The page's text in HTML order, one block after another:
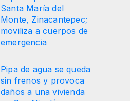
Santa María del
Monte, Zinacantepec;
moviliza a cuerpos de
emergencia
Pipa de agua se queda
sin frenos y provoca
daños a una vivienda